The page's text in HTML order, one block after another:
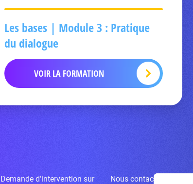
Les bases | Module 3 : Pratique
du dialogue
VOIR LA FORMATION
Demande d’intervention sur
Nous contacter